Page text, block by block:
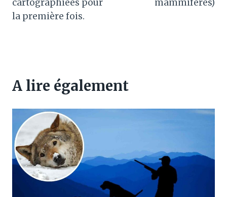
cartographiées pour
la première fois.
mammifères)
A lire également